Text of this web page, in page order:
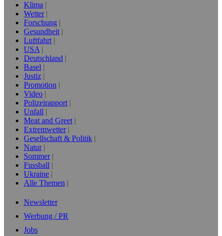
Klima
Wetter
Forschung
Gesundheit
Luftfahrt
USA
Deutschland
Basel
Justiz
Promotion
Video
Polizeirapport
Unfall
Meat and Greet
Extremwetter
Gesellschaft & Politik
Natur
Sommer
Fussball
Ukraine
Alle Themen
Newsletter
Werbung / PR
Jobs